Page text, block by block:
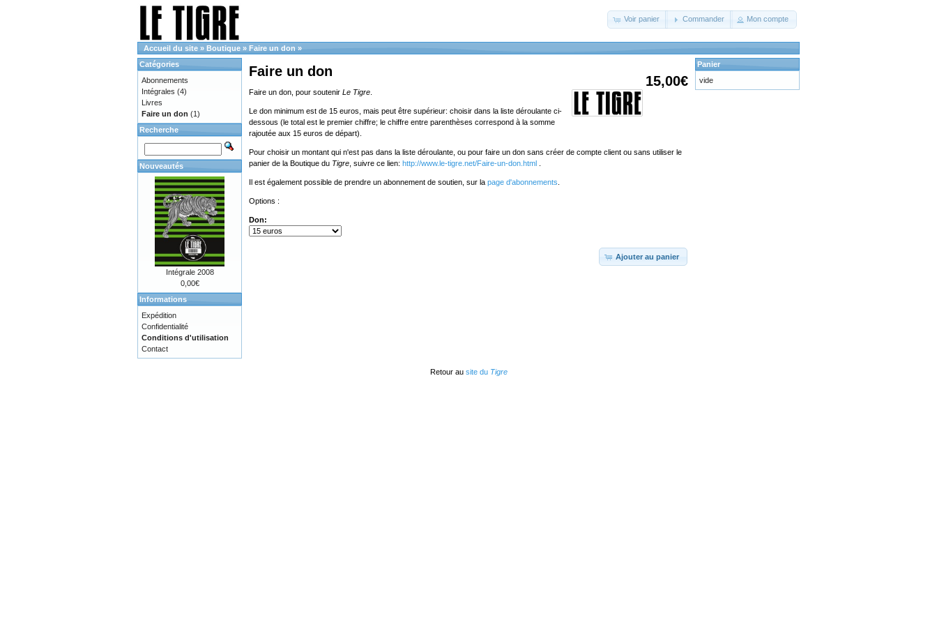
Voir panier Commander Mon compte
Accueil du site » Boutique » Faire un don »
15,00€
Faire un don
Faire un don, pour soutenir Le Tigre
Le don minimum est de 15 euros, mais peut être supérieur: choisir dans la liste déroulante ci-
dessous (le total est le premier chiffre; le chiffre entre parenthèses correspond à la somme
rajoutée aux 15 euros de départ).
Pour choisir un montant qui n'est pas dans la liste déroulante, ou pour faire un don sans créer de compte client ou sans utiliser le
panier de la Boutique du Tigre , suivre ce lien: http://www.le-tigre.net/Faire-un-don.html
Il est également possible de prendre un abonnement de soutien, sur la page d'abonnements
Options :
Don:
Ajouter au panier
Catégories
Abonnements
Intégrales (4)
Livres
Faire un don (1)
Recherche
Nouveautés
Intégrale 2008
0,00€
Informations
Expédition
Confidentialité
Conditions d'utilisation
Contact
Panier
vide
Retour au site du Tigre